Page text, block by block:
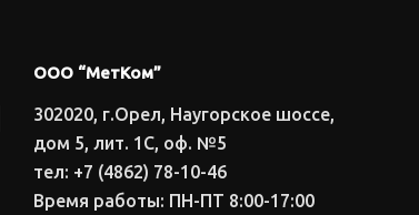
ООО “МетКом”
302020, г.Орел, Наугорское шоссе,
дом 5, лит. 1С, оф. №5
тел: +7 (4862) 78-10-46
Время работы: ПН-ПТ 8:00-17:00